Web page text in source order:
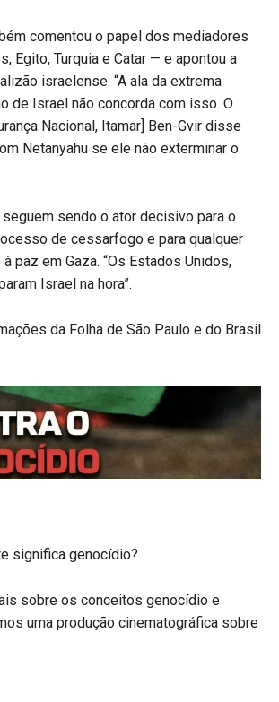
comentou o papel dos mediadores
Egito, Turquia e Catar — e apontou a
israelense. “A ala da extrema
de Israel não concorda com isso. O
Nacional, Itamar] Ben-Gvir disse
Netanyahu se ele não exterminar o
seguem sendo o ator decisivo para o
de cessarfogo e para qualquer
paz em Gaza. “Os Estados Unidos,
Israel na hora”.
da Folha de São Paulo e do Brasil
significa genocídio?
sobre os conceitos genocídio e
uma produção cinematográfica sobre